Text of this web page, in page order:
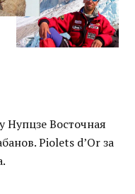
Восточная
Piolets d’Or за